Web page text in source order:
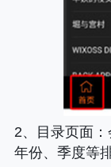
2、 目录页面：
年份、季度等